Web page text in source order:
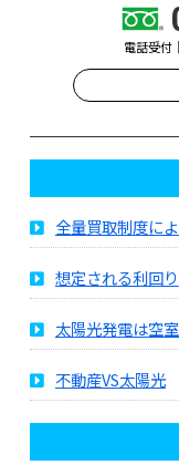
電話受付
全量買取制度に
想定される利回り
太陽光発電は空
不動産VS太陽光